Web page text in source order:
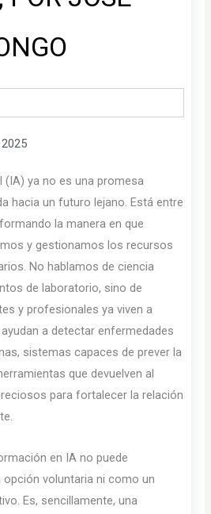
(IA) ya no es una promesa
hacia un futuro lejano. Está entre
la manera en que
y gestionamos los recursos
No hablamos de ciencia
de laboratorio, sino de
y profesionales ya viven a
a detectar enfermedades
sistemas capaces de prever la
que devuelven al
para fortalecer la relación
en IA no puede
voluntaria ni como un
Es, sencillamente, una